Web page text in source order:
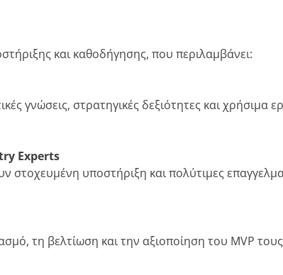
και καθοδήγησης, που περιλαμβάνει:
γνώσεις, στρατηγικές δεξιότητες και χρήσιμα
Experts
υποστήριξη και πολύτιμες
τη βελτίωση και την αξιοποίηση του MVP